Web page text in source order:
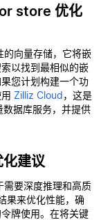
store 优化
向量存储，它将嵌
以找到最相似的嵌
您计划构建一个功
Zilliz Cloud，这是
据库服务，并提供
建议
要深度推理和高质
果来优化性能，确
牌使用。在将关键